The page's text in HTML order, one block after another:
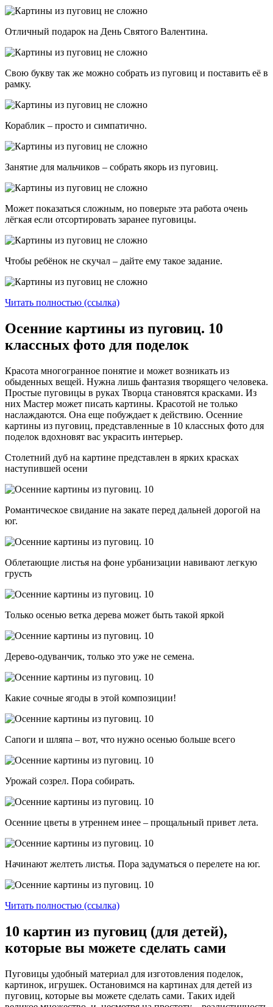
Отличный подарок на День Святого Валентина.
Свою букву так же можно собрать из пуговиц и поставить её в
рамку.
Кораблик – просто и симпатично.
Занятие для мальчиков – собрать якорь из пуговиц.
Может показаться сложным, но поверьте эта работа очень
лёгкая если отсортировать заранее пуговицы.
Чтобы ребёнок не скучал – дайте ему такое задание.
Читать полностью (ссылка)
Осенние картины из пуговиц. 10
классных фото для поделок
Красота многогранное понятие и может возникать из
обыденных вещей. Нужна лишь фантазия творящего человека.
Простые пуговицы в руках Творца становятся красками. Из
них Мастер может писать картины. Красотой не только
наслаждаются. Она еще побуждает к действию. Осенние
картины из пуговиц, представленные в 10 классных фото для
поделок вдохновят вас украсить интерьер.
Столетний дуб на картине представлен в ярких красках
наступившей осени
Романтическое свидание на закате перед дальней дорогой на
юг.
Облетающие листья на фоне урбанизации навивают легкую
грусть
Только осенью ветка дерева может быть такой яркой
Дерево-одуванчик, только это уже не семена.
Какие сочные ягоды в этой композиции!
Сапоги и шляпа – вот, что нужно осенью больше всего
Урожай созрел. Пора собирать.
Осенние цветы в утреннем инее – прощальный привет лета.
Начинают желтеть листья. Пора задуматься о перелете на юг.
Читать полностью (ссылка)
10 картин из пуговиц (для детей),
которые вы можете сделать сами
Пуговицы удобный материал для изготовления поделок,
картинок, игрушек. Остановимся на картинах для детей из
пуговиц, которые вы можете сделать сами. Таких идей